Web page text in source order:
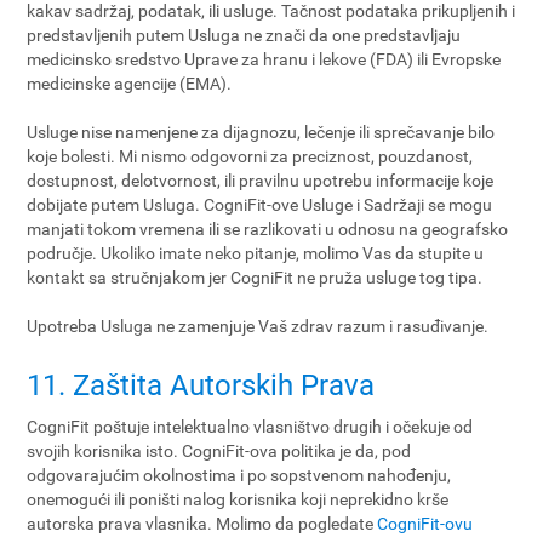
kakav sadržaj, podatak, ili usluge. Tačnost podataka prikupljenih i
predstavljenih putem Usluga ne znači da one predstavljaju
medicinsko sredstvo Uprave za hranu i lekove (FDA) ili Evropske
medicinske agencije (EMA).
Usluge nise namenjene za dijagnozu, lečenje ili sprečavanje bilo
koje bolesti. Mi nismo odgovorni za preciznost, pouzdanost,
dostupnost, delotvornost, ili pravilnu upotrebu informacije koje
dobijate putem Usluga. CogniFit-ove Usluge i Sadržaji se mogu
manjati tokom vremena ili se razlikovati u odnosu na geografsko
područje. Ukoliko imate neko pitanje, molimo Vas da stupite u
kontakt sa stručnjakom jer CogniFit ne pruža usluge tog tipa.
Upotreba Usluga ne zamenjuje Vaš zdrav razum i rasuđivanje.
11. Zaštita Autorskih Prava
CogniFit poštuje intelektualno vlasništvo drugih i očekuje od
svojih korisnika isto. CogniFit-ova politika je da, pod
odgovarajućim okolnostima i po sopstvenom nahođenju,
onemogući ili poništi nalog korisnika koji neprekidno krše
autorska prava vlasnika. Molimo da pogledateCogniFit-ovu